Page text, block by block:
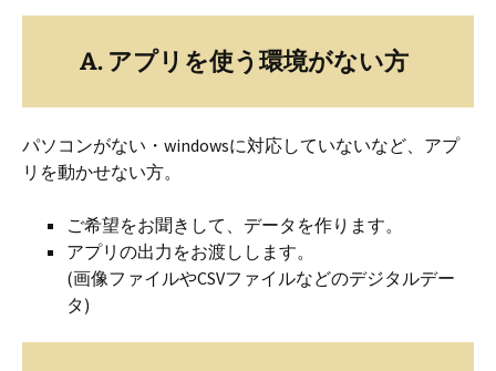
A. アプリを使う環境がない方
パソコンがない・windowsに対応していないなど、アプ
リを動かせない方。
ご希望をお聞きして、データを作ります。
アプリの出力をお渡しします。
(画像ファイルやCSVファイルなどのデジタルデー
タ)